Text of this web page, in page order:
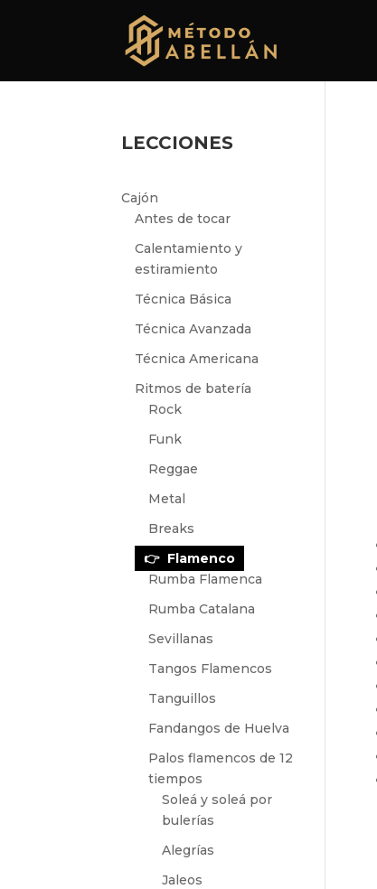
LECCIONES
Cajón
Antes de tocar
Calentamiento y
estiramiento
Técnica Básica
Técnica Avanzada
Técnica Americana
Ritmos de batería
Rock
Funk
Reggae
Metal
Breaks
Flamenco
Rumba Flamenca
Rumba Catalana
Sevillanas
Tangos Flamencos
Tanguillos
Fandangos de Huelva
Palos flamencos de 12
tiempos
Soleá y soleá por
bulerías
Alegrías
Jaleos